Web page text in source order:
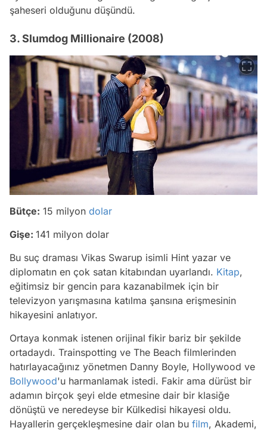
şaheseri olduğunu düşündü.
3. Slumdog Millionaire (2008)
Bütçe: 15 milyon dolar
Gişe: 141 milyon dolar
Bu suç draması Vikas Swarup isimli Hint yazar ve
diplomatın en çok satan kitabından uyarlandı. Kitap,
eğitimsiz bir gencin para kazanabilmek için bir
televizyon yarışmasına katılma şansına erişmesinin
hikayesini anlatıyor.
Ortaya konmak istenen orijinal fikir bariz bir şekilde
ortadaydı. Trainspotting ve The Beach filmlerinden
hatırlayacağınız yönetmen Danny Boyle, Hollywood ve
Bollywood'u harmanlamak istedi. Fakir ama dürüst bir
adamın birçok şeyi elde etmesine dair bir klasiğe
dönüştü ve neredeyse bir Külkedisi hikayesi oldu.
Hayallerin gerçekleşmesine dair olan bu film, Akademi,